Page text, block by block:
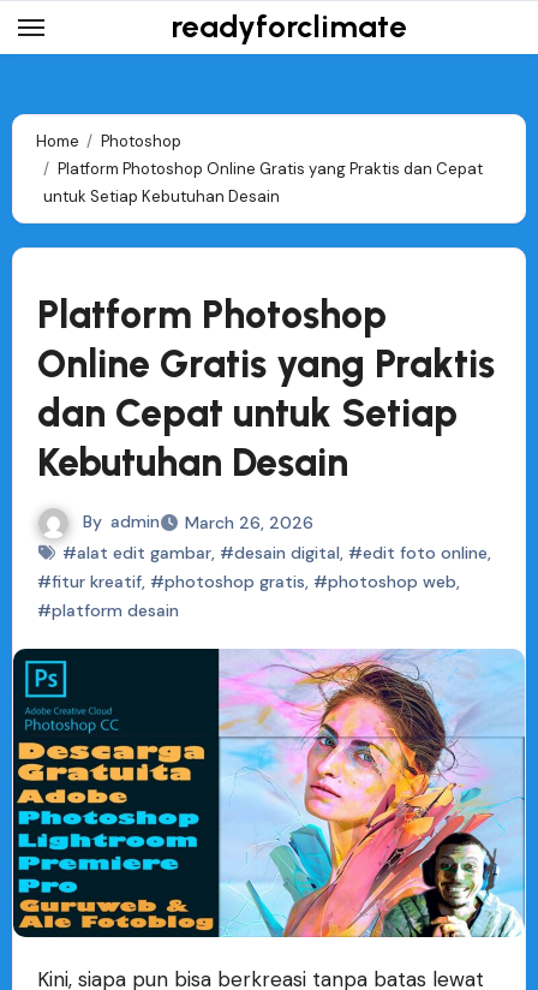
Skip
to
readyforclimate
Home
Photoshop
Platform Photoshop Online Gratis yang Praktis dan Cepat
untuk Setiap Kebutuhan Desain
Platform Photoshop
Online Gratis yang Praktis
dan Cepat untuk Setiap
Kebutuhan Desain
By admin
March 26, 2026
#alat edit gambar, #desain digital, #edit foto online,
#fitur kreatif, #photoshop gratis, #photoshop web,
#platform desain
Kini, siapa pun bisa berkreasi tanpa batas lewat